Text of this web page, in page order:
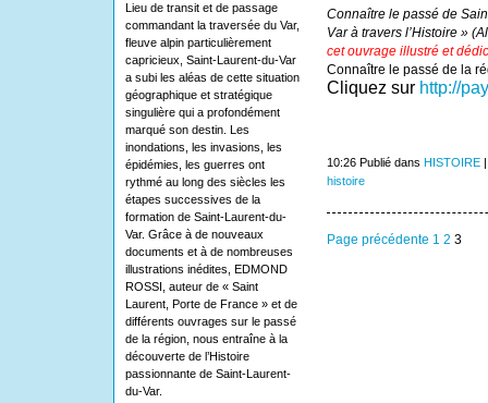
Lieu de transit et de passage
commandant la traversée du Var,
fleuve alpin particulièrement
capricieux, Saint-Laurent-du-Var
a subi les aléas de cette situation
géographique et stratégique
singulière qui a profondément
marqué son destin. Les
inondations, les invasions, les
épidémies, les guerres ont
rythmé au long des siècles les
étapes successives de la
formation de Saint-Laurent-du-
Var. Grâce à de nouveaux
documents et à de nombreuses
illustrations inédites, EDMOND
ROSSI, auteur de « Saint
Laurent, Porte de France » et de
différents ouvrages sur le passé
de la région, nous entraîne à la
découverte de l’Histoire
passionnante de Saint-Laurent-
du-Var.
Connaître le passé de
Var à travers l’Histoire »
cet ouvrage illustré et
Connaître le passé de la
Cliquez sur http://
10:26 Publié dans HISTOIRE
histoire
Page précédente 1 2 3